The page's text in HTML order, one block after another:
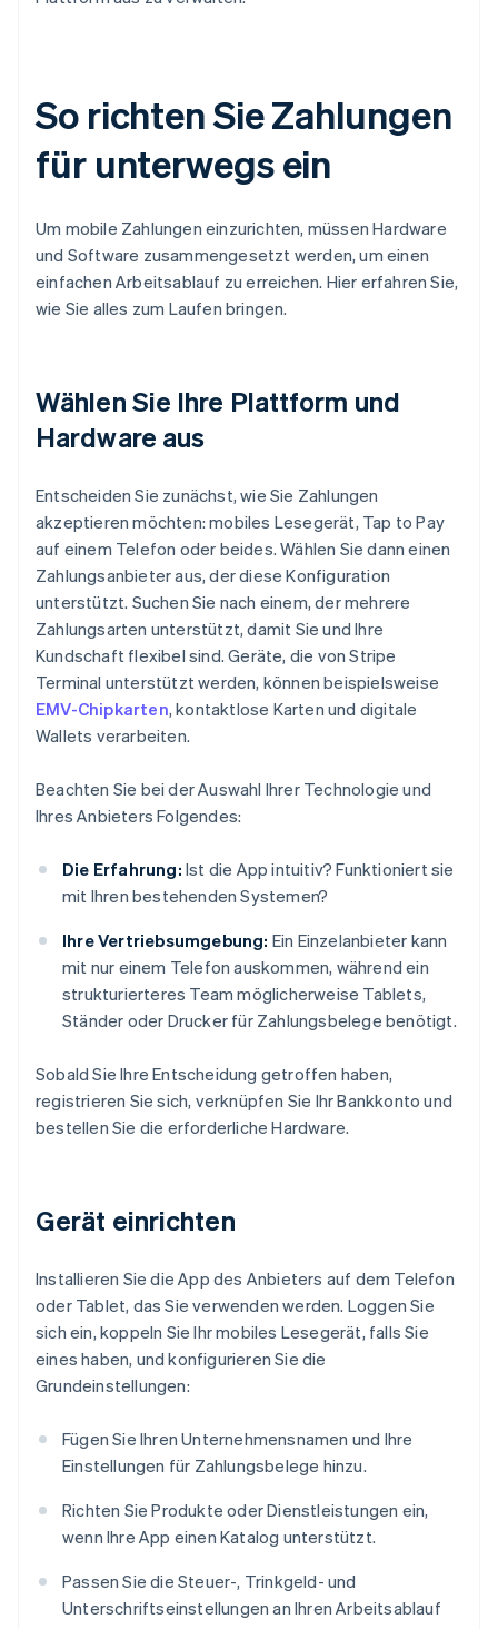
So richten Sie Zahlungen
für unterwegs ein
Um mobile Zahlungen einzurichten, müssen Hardware
und Software zusammengesetzt werden, um einen
einfachen Arbeitsablauf zu erreichen. Hier erfahren Sie,
wie Sie alles zum Laufen bringen.
Wählen Sie Ihre Plattform und
Hardware aus
Entscheiden Sie zunächst, wie Sie Zahlungen
akzeptieren möchten: mobiles Lesegerät, Tap to Pay
auf einem Telefon oder beides. Wählen Sie dann einen
Zahlungsanbieter aus, der diese Konfiguration
unterstützt. Suchen Sie nach einem, der mehrere
Zahlungsarten unterstützt, damit Sie und Ihre
Kundschaft flexibel sind. Geräte, die von Stripe
Terminal unterstützt werden, können beispielsweise
EMV-Chipkarten, kontaktlose Karten und digitale
Wallets verarbeiten.
Beachten Sie bei der Auswahl Ihrer Technologie und
Ihres Anbieters Folgendes:
Die Erfahrung: Ist die App intuitiv? Funktioniert sie
mit Ihren bestehenden Systemen?
Ihre Vertriebsumgebung: Ein Einzelanbieter kann
mit nur einem Telefon auskommen, während ein
strukturierteres Team möglicherweise Tablets,
Ständer oder Drucker für Zahlungsbelege benötigt.
Sobald Sie Ihre Entscheidung getroffen haben,
registrieren Sie sich, verknüpfen Sie Ihr Bankkonto und
bestellen Sie die erforderliche Hardware.
Gerät einrichten
Installieren Sie die App des Anbieters auf dem Telefon
oder Tablet, das Sie verwenden werden. Loggen Sie
sich ein, koppeln Sie Ihr mobiles Lesegerät, falls Sie
eines haben, und konfigurieren Sie die
Grundeinstellungen:
Fügen Sie Ihren Unternehmensnamen und Ihre
Einstellungen für Zahlungsbelege hinzu.
Richten Sie Produkte oder Dienstleistungen ein,
wenn Ihre App einen Katalog unterstützt.
Passen Sie die Steuer-, Trinkgeld- und
Unterschriftseinstellungen an Ihren Arbeitsablauf